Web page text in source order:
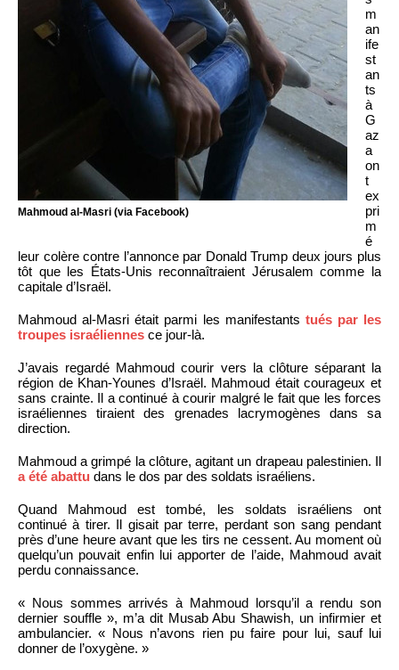
Mahmoud al-Masri (via Facebook)
m
an
ife
st
an
ts
à
G
az
a
on
t
ex
pri
m
é
leur colère contre l’annonce par Donald Trump deux jours plus
tôt que les États-Unis reconnaîtraient Jérusalem comme la
capitale d’Israël.
Mahmoud al-Masri était parmi les manifestants tués par les
troupes israéliennes ce jour-là.
J’avais regardé Mahmoud courir vers la clôture séparant la
région de Khan-Younes d’Israël. Mahmoud était courageux et
sans crainte. Il a continué à courir malgré le fait que les forces
israéliennes tiraient des grenades lacrymogènes dans sa
direction.
Mahmoud a grimpé la clôture, agitant un drapeau palestinien. Il
a été abattu dans le dos par des soldats israéliens.
Quand Mahmoud est tombé, les soldats israéliens ont
continué à tirer. Il gisait par terre, perdant son sang pendant
près d’une heure avant que les tirs ne cessent. Au moment où
quelqu’un pouvait enfin lui apporter de l’aide, Mahmoud avait
perdu connaissance.
« Nous sommes arrivés à Mahmoud lorsqu’il a rendu son
dernier souffle », m’a dit Musab Abu Shawish, un infirmier et
ambulancier. « Nous n’avons rien pu faire pour lui, sauf lui
donner de l’oxygène. »